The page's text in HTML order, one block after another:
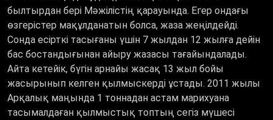
былтырдан бері Мәжілістің қарауында. Егер ондағы
өзгерістер мақұлданатын болса, жаза жеңілдейді.
Сонда есірткі тасығаны үшін 7 жылдан 12 жылға дейін
бас бостандығынан айыру жазасы тағайындалады.
Айта кетейік, бүгін арнайы жасақ 13 жыл бойы
жасырынып келген қылмыскерді ұстады. 2011 жылы
Арқалық маңында 1 тоннадан астам марихуана
тасымалдаған қылмыстық топтың сегіз мүшесі